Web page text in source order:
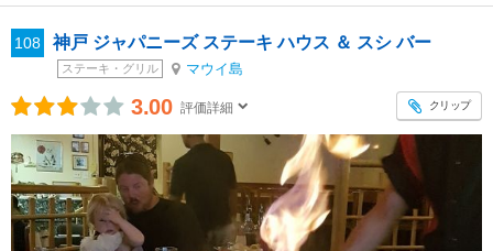
108 神戸 ジャパニーズ ステーキ ハウス ＆ スシ バー
ステーキ・グリル マウイ島
3.00 評価詳細 クリップ